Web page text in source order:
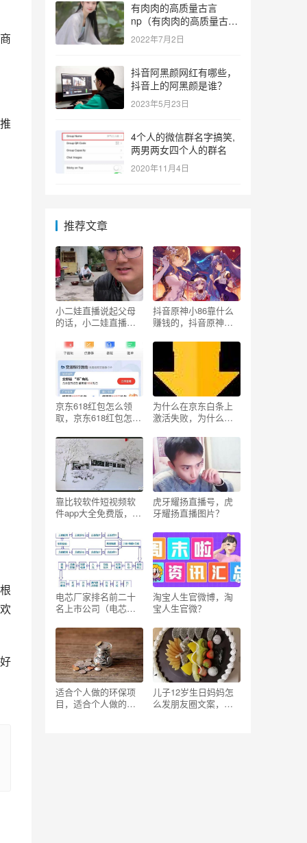
有肉肉的高质量古言
np（有肉肉的高质量古言
np推荐）
2022年7月2日
抖音阿黑颜网红有哪些，
抖音上的阿黑颜是谁？
2023年5月23日
4个人的微信群名字搞笑,
两男两女四个人的群名
2020年11月4日
推荐文章
小二娃直播说起父母
的话，小二娃直播说
吗？
抖音原神小86靠什么
赚钱的，抖音原神小
频？
京东618红包怎么领
取，京东618红包怎么
为什么在京东白条上
激活失败，为什么京
办？
靠比较软件短视频软
件app大全免费版，比
虎牙耀扬直播号，虎
牙耀扬直播图片？
电芯厂家排名前二十
名上市公司（电芯厂
西）
淘宝人生官微博，淘
宝人生官微？
适合个人做的环保项
目，适合个人做的环
儿子12岁生日妈妈怎
么发朋友圈文案，儿